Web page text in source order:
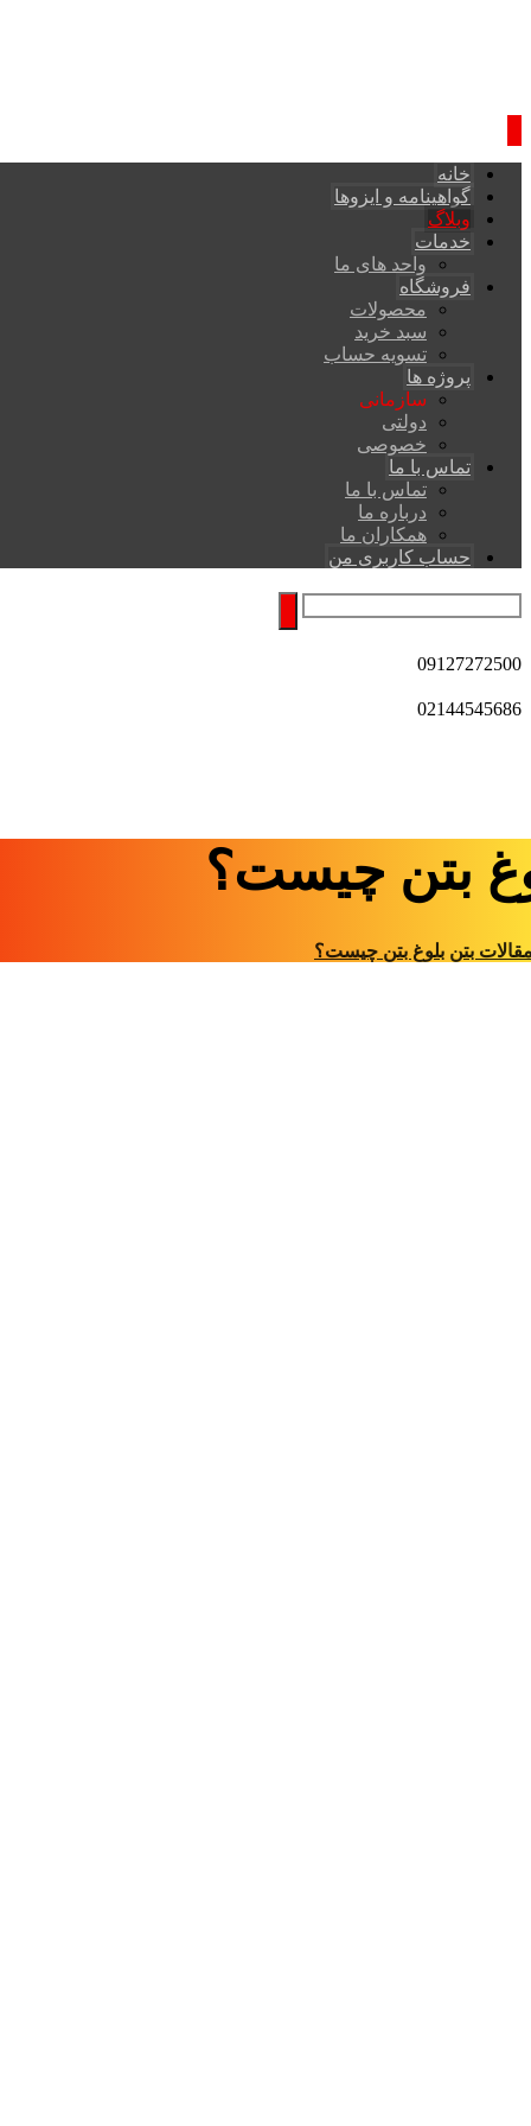
خانه
گواهینامه و ایزوها
وبلاگ
خدمات
واحد های ما
فروشگاه
محصولات
سبد خرید
تسویه حساب
پروژه ها
سازمانی
دولتی
خصوصی
تماس با ما
تماس با ما
درباره ما
همکاران ما
حساب کاربری من
09127272500
02144545686
بتن چیست؟
بتن بلوغ بتن چیست؟